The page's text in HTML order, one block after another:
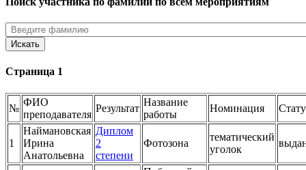
Поиск участника по фамилии по всем мероприятиям
Страница 1
№
ФИО
преподавателя
Результат
Название
работы
Номинация
1
Наймановская
Ирина
Анатольевна
Диплом
2
степени
Фотозона
тематический
уголок